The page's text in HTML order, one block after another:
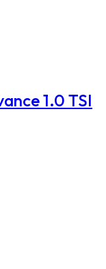
1.0 TSI